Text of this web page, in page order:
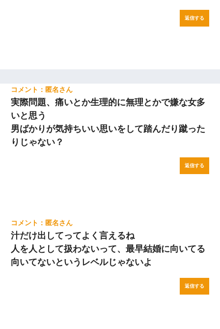
返信する
匿名
実際問題、痛いとか生理的に無理とかで嫌な女多
いと思う
男ばかりが気持ちいい思いをして踏んだり蹴った
りじゃない？
返信する
匿名
汁だけ出してってよく言えるね
人を人として扱わないって、最早結婚に向いてる
向いてないというレベルじゃないよ
返信する